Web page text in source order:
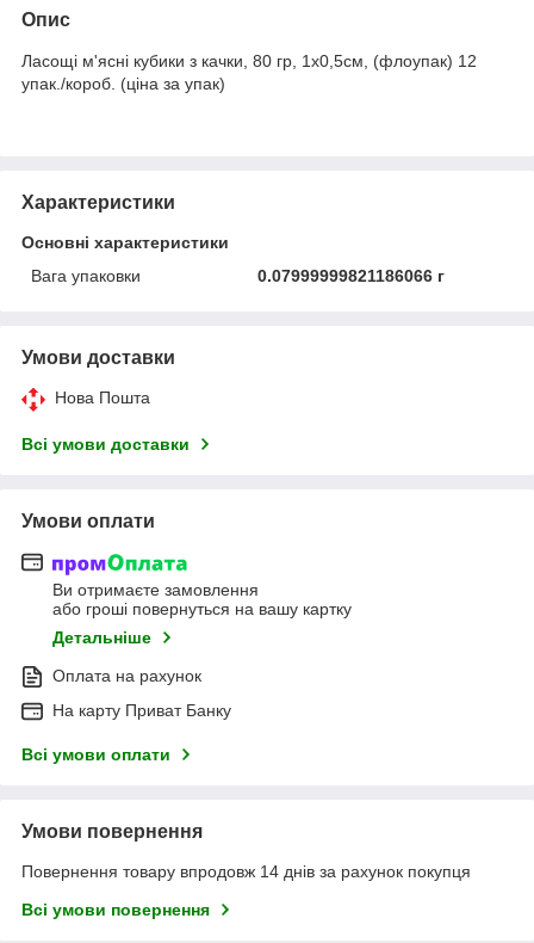
Опис
Ласощі м'ясні кубики з качки, 80 гр, 1x0,5см, (флоупак) 12
упак./короб. (ціна за упак)
Характеристики
Основні характеристики
Вага упаковки
0.07999999821186066 г
Умови доставки
Нова Пошта
Всі умови доставки
Умови оплати
Ви отримаєте замовлення
або гроші повернуться на вашу картку
Детальніше
Оплата на рахунок
На карту Приват Банку
Всі умови оплати
Умови повернення
Повернення товару впродовж 14 днів за рахунок покупця
Всі умови повернення